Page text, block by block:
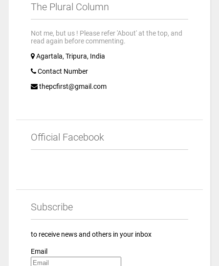
The Plural Column
Not me, but us ! Please refer 'About' at the top, and
read again before commenting.
Agartala, Tripura, India
Contact Number
thepcfirst@gmail.com
Official Facebook
Subscribe
to receive news and others in your inbox
Email